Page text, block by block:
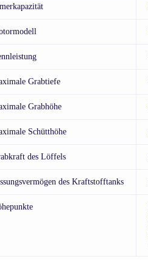
Grabtiefe
Grabhöhe
Schütthöhe
des Löffels
des Kraftstofftanks